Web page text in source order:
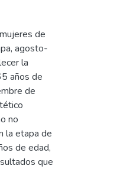
de
agosto-
la
años de
de
no
la etapa de
de edad,
que